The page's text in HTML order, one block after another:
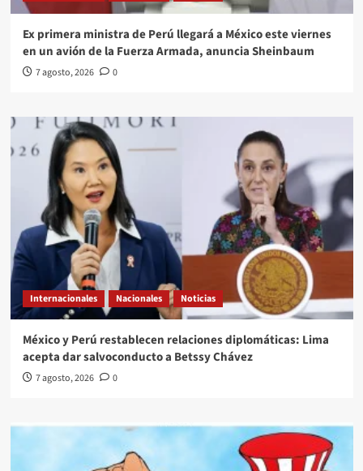
Ex primera ministra de Perú llegará a México este viernes
en un avión de la Fuerza Armada, anuncia Sheinbaum
7 agosto, 2026 0
Internacionales Nacionales Noticias
México y Perú restablecen relaciones diplomáticas: Lima
acepta dar salvoconducto a Betssy Chávez
7 agosto, 2026 0